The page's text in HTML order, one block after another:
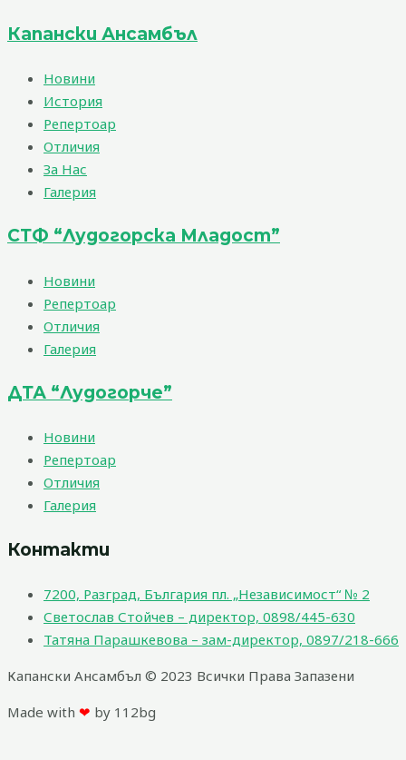
Капански Ансамбъл
Новини
История
Репертоар
Отличия
За Нас
Галерия
СТФ “Лудогорска Младост”
Новини
Репертоар
Отличия
Галерия
ДТА “Лудогорче”
Новини
Репертоар
Отличия
Галерия
Контакти
7200, Разград, България пл. „Независимост“ № 2
Светослав Стойчев – директор, 0898/445-630
Татяна Парашкевова – зам-директор, 0897/218-666
Капански Ансамбъл © 2023 Всички Права Запазени
Made with ❤ by 112bg